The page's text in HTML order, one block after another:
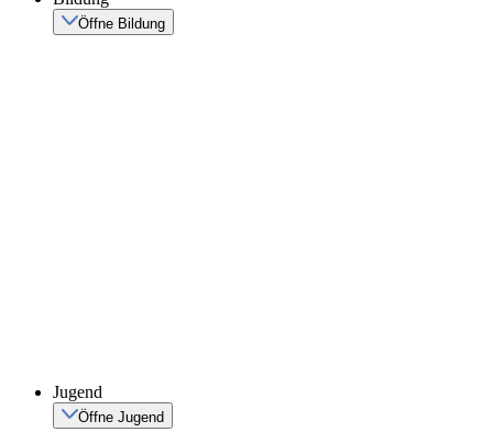
Öffne Bildung
Jugend
Öffne Jugend